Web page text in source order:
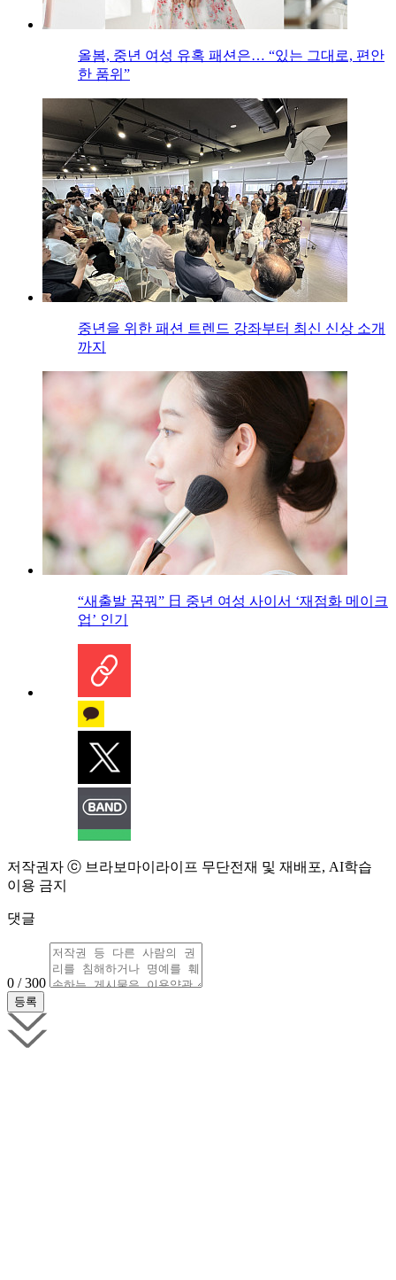
올봄, 중년 여성 유혹 패션은… “있는 그대로, 편안
한 품위”
중년을 위한 패션 트렌드 강좌부터 최신 신상 소개
까지
“새출발 꿈꿔” 日 중년 여성 사이서 ‘재점화 메이크
업’ 인기
저작권자 ⓒ 브라보마이라이프 무단전재 및 재배포, AI학습
이용 금지
댓글
0 / 300